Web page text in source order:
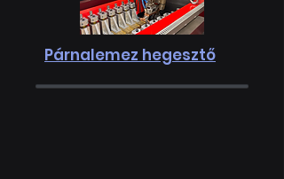
Párnalemez hegesztő